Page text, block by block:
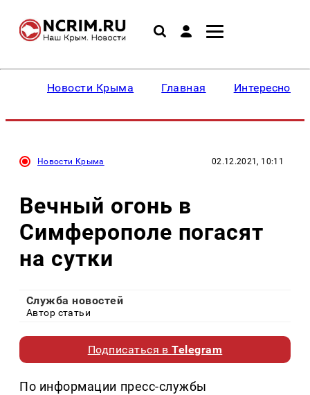
Новости Крыма Главная Интересное
Новости Крыма 02.12.2021, 10:11
Вечный огонь в
Симферополе погасят
на сутки
Служба новостей
Автор статьи
Подписаться вTelegram
По информации пресс-службы